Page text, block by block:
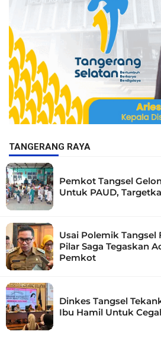
TANGERANG RAYA
Pemkot Tangsel
Untuk PAUD,
Usai Polemik Tangsel
Pilar Saga Tegaskan
Pemkot
Dinkes Tangsel
Ibu Hamil Untuk